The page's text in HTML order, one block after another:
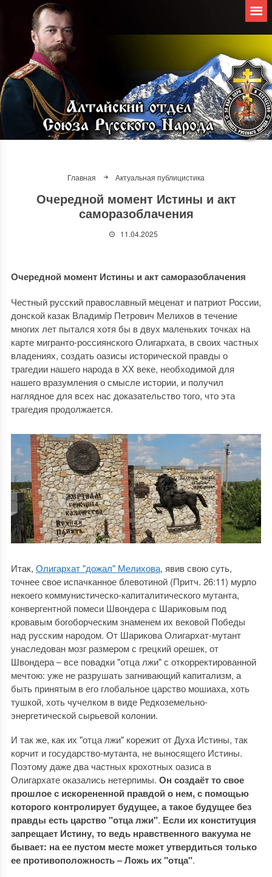
Главная Актуальная публицистика
Очередной момент Истины и акт
саморазоблачения
11.04.2025
Очередной момент Истины и акт саморазоблачения
Честный русский православный меценат и патриот России,
донской казак Владимiр Петрович Мелихов в течение
многих лет пытался хотя бы в двух маленьких точках на
карте мигранто-россиянского Олигархата, в своих частных
владениях, создать оазисы исторической правды о
трагедии нашего народа в ХХ веке, необходимой для
нашего вразумления о смысле истории, и получил
наглядное для всех нас доказательство того, что эта
трагедия продолжается.
Итак, Олигархат "дожал" Мелихова, явив свою суть,
точнее свое испачканное блевотиной (Притч. 26:11) мурло
некоего коммунистическо-капиталитического мутанта,
конвергентной помеси Швондера с Шариковым под
кровавым богоборческим знаменем их вековой Победы
над русским народом. От Шарикова Олигархат-мутант
унаследован мозг размером с грецкий орешек, от
Швондера ‒ все повадки "отца лжи" с откорректированной
мечтою: уже не разрушать загнивающий капитализм, а
быть принятым в его глобальное царство мошиаха, хоть
тушкой, хоть чучелком в виде Редкоземельно-
энергетической сырьевой колонии.
И так же, как их "отца лжи" корежит от Духа Истины, так
корчит и государство-мутанта, не выносящего Истины.
Поэтому даже два частных крохотных оазиса в
Олигархате оказались нетерпимы. Он создаёт то свое
прошлое с искорененной правдой о нем, с помощью
которого контролирует будущее, а такое будущее без
правды есть царство "отца лжи". Если их конституция
запрещает Истину, то ведь нравственного вакуума не
бывает: на ее пустом месте может утвердиться только
ее противоположность ‒ Ложь их "отца".